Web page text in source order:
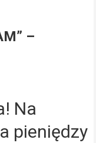
–
Na
pieniędzy